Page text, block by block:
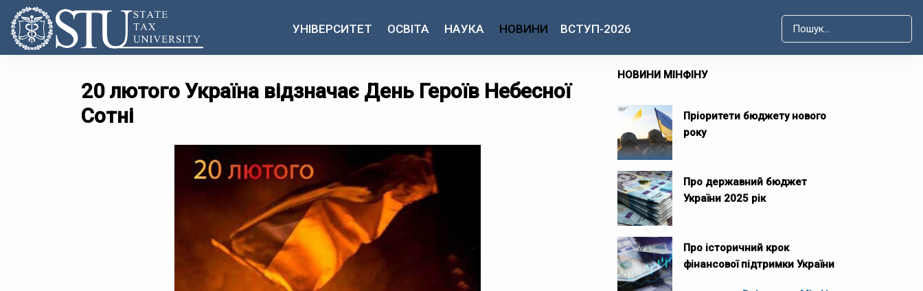
УНІВЕРСИТЕТ ОСВІТА НАУКА НОВИНИ ВСТУП-2026
20 лютого Україна відзначає День Героїв Небесної
Сотні
НОВИНИ МІНФІНУ
Пріоритети бюджету нового
року
Про державний бюджет
України 2025 рік
Про історичний крок
фінансової підтримки України